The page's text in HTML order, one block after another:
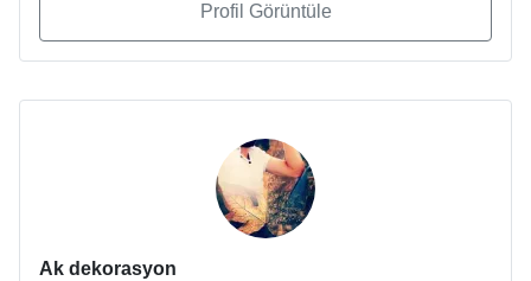
Profil Görüntüle
Ak dekorasyon